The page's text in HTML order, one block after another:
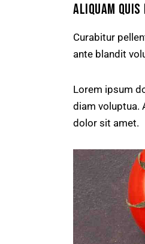
ALIQUAM QUIS
Curabitur
ante blandit
Lorem ipsum
diam voluptua.
dolor sit amet.